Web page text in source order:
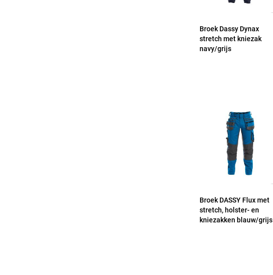
Broek Dassy Dynax
stretch met kniezak
navy/grijs
Broek DASSY Flux met
stretch, holster- en
kniezakken blauw/grijs